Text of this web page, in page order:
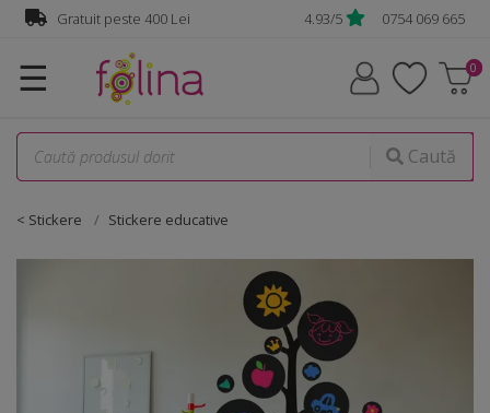
Gratuit peste 400 Lei 4.93/5 0754 069 665
☰
Caută
< Stickere Stickere educative